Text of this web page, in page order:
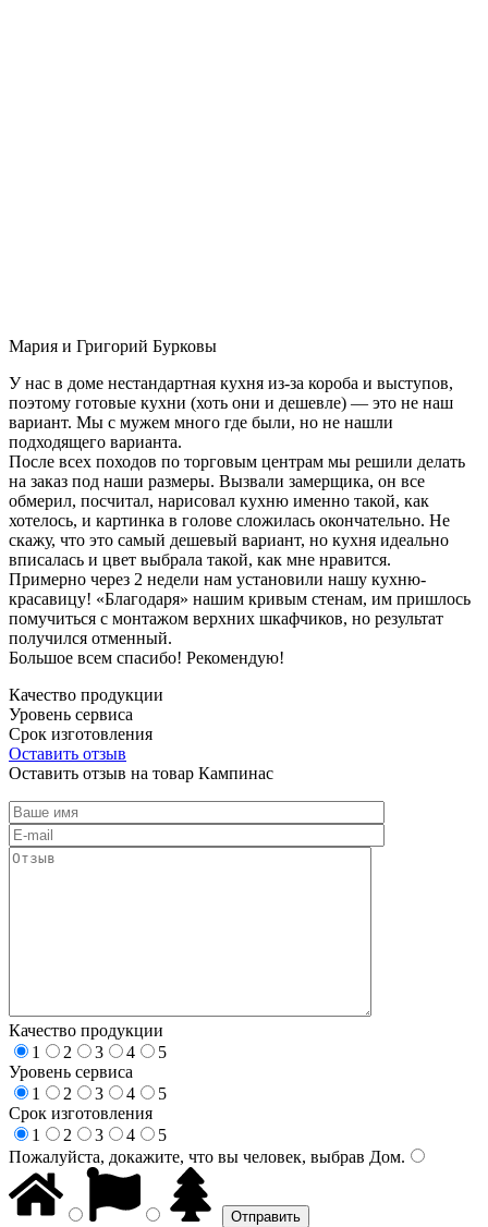
Мария и Григорий Бурковы
У нас в доме нестандартная кухня из-за короба и выступов,
поэтому готовые кухни (хоть они и дешевле) — это не наш
вариант. Мы с мужем много где были, но не нашли
подходящего варианта.
После всех походов по торговым центрам мы решили делать
на заказ под наши размеры. Вызвали замерщика, он все
обмерил, посчитал, нарисовал кухню именно такой, как
хотелось, и картинка в голове сложилась окончательно. Не
скажу, что это самый дешевый вариант, но кухня идеально
вписалась и цвет выбрала такой, как мне нравится.
Примерно через 2 недели нам установили нашу кухню-
красавицу! «Благодаря» нашим кривым стенам, им пришлось
помучиться с монтажом верхних шкафчиков, но результат
получился отменный.
Большое всем спасибо! Рекомендую!
Качество продукции
Уровень сервиса
Срок изготовления
Оставить отзыв
Оставить отзыв на товар Кампинас
Качество продукции
1
2 3 4
5
Уровень сервиса
1
2 3 4
5
Срок изготовления
1
2 3 4
5
Пожалуйста, докажите, что вы человек, выбрав Дом.